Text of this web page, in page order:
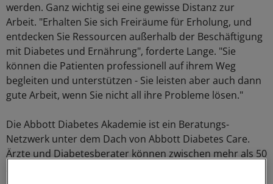
werden. Ganz wichtig sei eine gewisse Distanz zur
Arbeit. "Erhalten Sie sich Freiräume für Erholung, und
entdecken Sie Ressourcen außerhalb der Beschäftigung
mit Diabetes und Ernährung", forderte Lange. "Sie
können die Patienten professionell auf ihrem Weg
begleiten und unterstützen - Sie leisten aber auch dann
gute Arbeit, wenn Sie nicht all ihre Probleme lösen."
Die Abbott Diabetes Akademie ist ein Beratungs-
Netzwerk unter dem Dach von Abbott Diabetes Care.
Ärzte und Diabetesberater können zwischen mehr als 50